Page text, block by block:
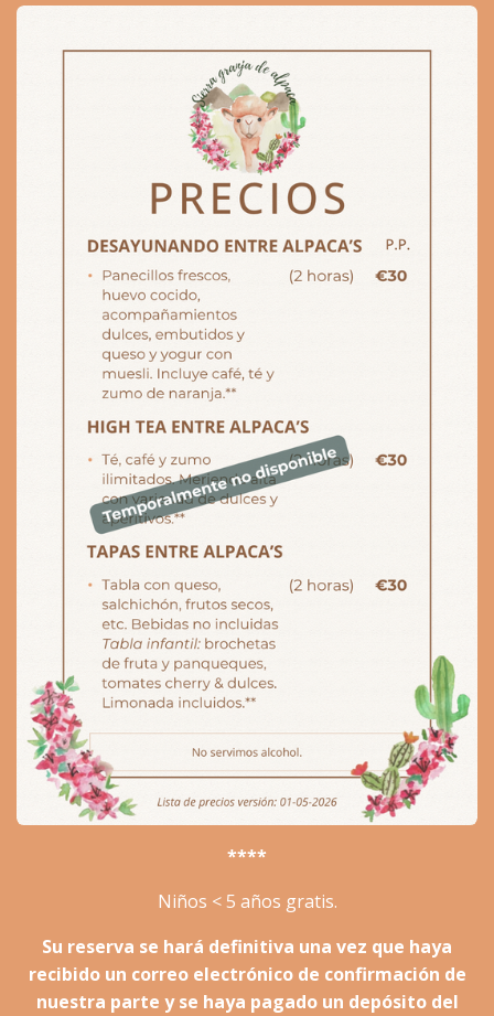
****
Niños < 5 años gratis.
Su reserva se hará definitiva una vez que haya
recibido un correo electrónico de confirmación de
nuestra parte y se haya pagado un depósito del